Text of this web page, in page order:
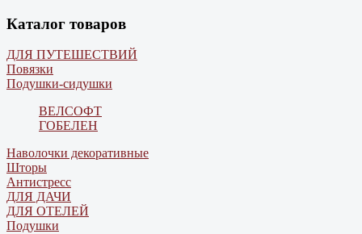
Каталог товаров
ДЛЯ ПУТЕШЕСТВИЙ
Повязки
Подушки-сидушки
ВЕЛСОФТ
ГОБЕЛЕН
Наволочки декоративные
Шторы
Антистресс
ДЛЯ ДАЧИ
ДЛЯ ОТЕЛЕЙ
Подушки